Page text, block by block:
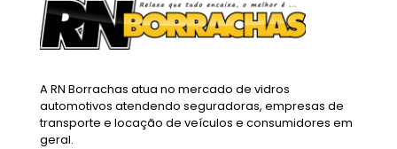
A RN Borrachas atua no mercado de vidros
automotivos atendendo seguradoras, empresas de
transporte e locação de veículos e consumidores em
geral.